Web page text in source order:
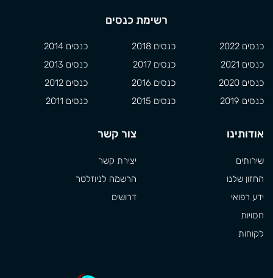
רשימת כנסים
כנסים 2022
כנסים 2021
כנסים 2020
כנסים 2019
כנסים 2018
כנסים 2017
כנסים 2016
כנסים 2015
כנסים 2014
כנסים 2013
כנסים 2012
כנסים 2011
אודותינו
שירותים
החזון שלנו
ידע רפואי
חסויות
לקוחות
צור קשר
יצירת קשר
הרשמה לניוזלטר
דרושים